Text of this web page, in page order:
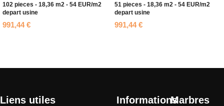
102 pieces - 18,36 m2 - 54 EUR/m2
depart usine
991,44€
51 pieces - 18,36 m2 - 54 EUR/m2
depart usine
991,44€
Liens utiles InformationsMarbres